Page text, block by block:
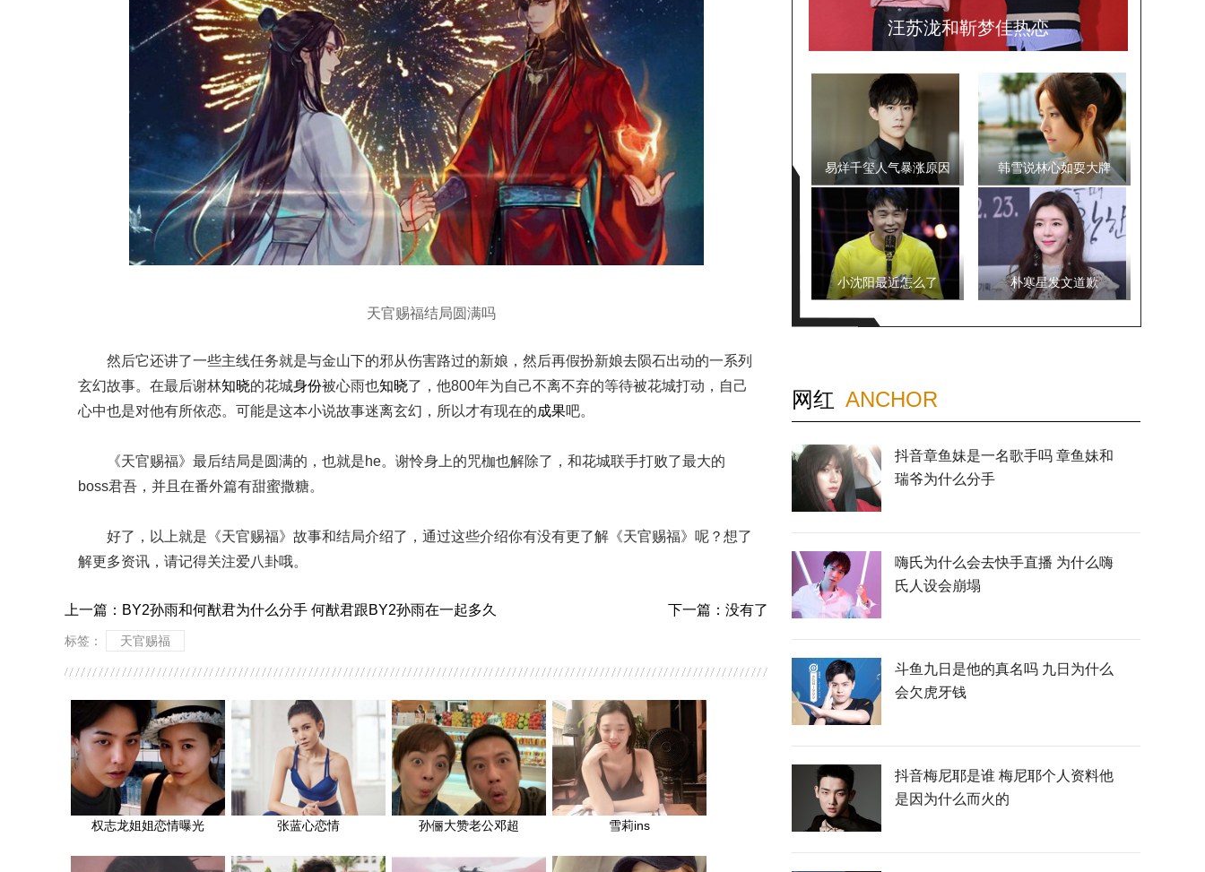
天官赐福结局圆满吗
然后它还讲了一些主线任务就是与金山下的邪从伤害路过的新娘，然后再假扮新娘去陨石出动的一系列
玄幻故事。在最后谢林知晓的花城身份被心雨也知晓了，他800年为自己不离不弃的等待被花城打动，自己
心中也是对他有所依恋。可能是这本小说故事迷离玄幻，所以才有现在的成果吧。
《天官赐福》最后结局是圆满的，也就是he。谢怜身上的咒枷也解除了，和花城联手打败了最大的
boss君吾，并且在番外篇有甜蜜撒糖。
好了，以上就是《天官赐福》故事和结局介绍了，通过这些介绍你有没有更了解《天官赐福》呢？想了
解更多资讯，请记得关注爱八卦哦。
上一篇： BY2孙雨和何猷君为什么分手 何猷君跟BY2孙雨在一起多久 下一篇：没有了
标签： 天官赐福
权志龙姐姐恋情曝光 张蓝心恋情 孙俪大赞老公邓超 雪莉ins
汪苏泷和靳梦佳热恋
易烊千玺人气暴涨原因 韩雪说林心如耍大牌
小沈阳最近怎么了 朴寒星发文道歉
网红 ANCHOR
抖音章鱼妹是一名歌手吗 章鱼妹和
瑞爷为什么分手
嗨氏为什么会去快手直播 为什么嗨
氏人设会崩塌
斗鱼九日是他的真名吗 九日为什么
会欠虎牙钱
抖音梅尼耶是谁 梅尼耶个人资料他
是因为什么而火的